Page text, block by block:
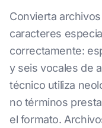
Convierta
caracteres
correctamente:
y seis vocales de
técnico utiliza
no términos
el formato.